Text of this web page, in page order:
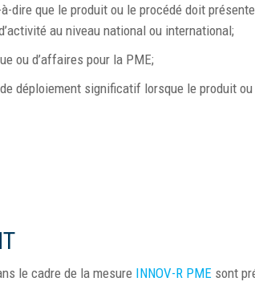
dire que le produit ou le procédé doit
au niveau national ou international;
ou d’affaires pour la PME;
déploiement significatif lorsque le produit
le cadre de la mesure INNOV-R PME sont